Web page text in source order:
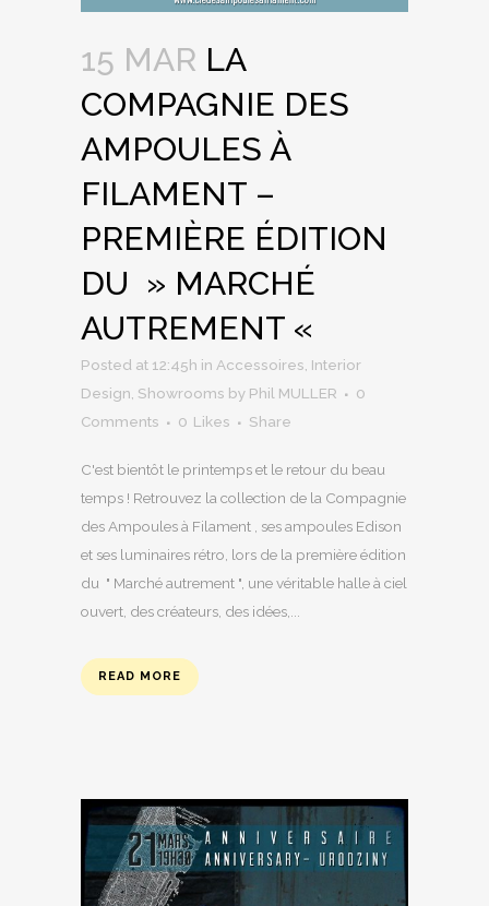
15 MAR LA
COMPAGNIE DES
AMPOULES À
FILAMENT –
PREMIÈRE ÉDITION
DU » MARCHÉ
AUTREMENT «
Posted at 12:45h in Accessoires Interior
Design Showrooms by Phil MULLER
0
Comments
0 Likes Share
C'est bientôt le printemps et le retour du beau
temps ! Retrouvez la collection de la Compagnie
des Ampoules à Filament , ses ampoules Edison
et ses luminaires rétro, lors de la première édition
du " Marché autrement ", une véritable halle à ciel
ouvert, des créateurs, des idées,...
READ MORE